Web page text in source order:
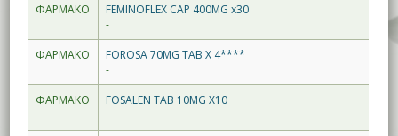
ΦΑΡΜΑΚΟ
FEMINOFLEX CAP 400MG x30
-
ΦΑΡΜΑΚΟ
FOROSA 70MG TAB X 4****
-
ΦΑΡΜΑΚΟ
FOSALEN TAB 10MG X10
-